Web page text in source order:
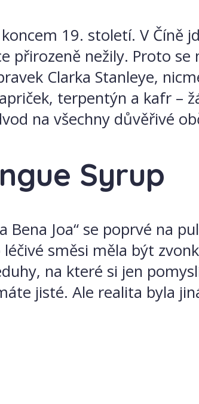
19. století. V Číně
přirozeně nežily. Proto se
Clarka Stanleye,
terpentýn a kafr –
na všechny důvěřivé
Syrup
Bena Joa“ se poprvé na
směsi měla být
na které si jen
jisté. Ale realita byla